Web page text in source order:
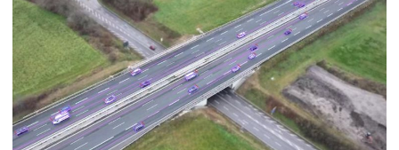
Motion
Comfort
Institute
voor
geautomatiseerd
vervoer